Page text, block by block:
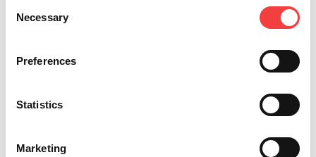
Selection
Necessary
Preferences
Statistics
Marketing